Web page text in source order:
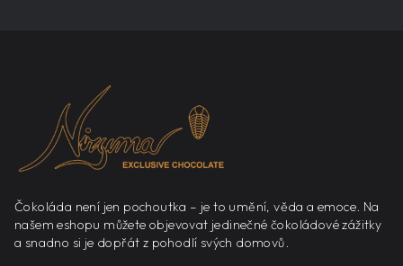
Čokoláda není jen pochoutka – je to umění, věda a emoce. Na
našem eshopu můžete objevovat jedinečné čokoládové zážitky
a snadno si je dopřát z pohodlí svých domovů.